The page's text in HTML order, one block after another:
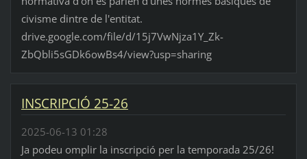
civisme dintre de l'entitat.
drive.google.com/file/d/15j7VwNjza1Y_Zk-
ZbQbli5sGDk6owBs4/view?usp=sharing
INSCRIPCIÓ 25-26
2025-06-13 01:28
Ja podeu omplir la inscripció per la temporada 25/26!